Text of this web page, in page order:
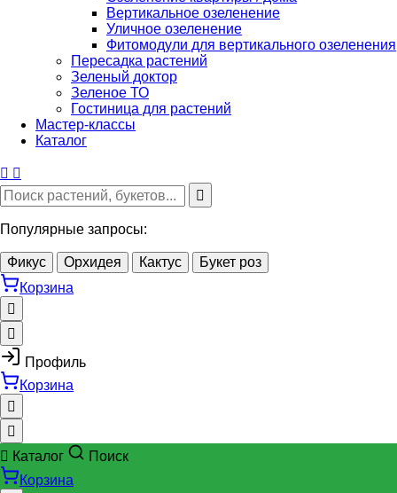
Вертикальное озеленение
Уличное озеленение
Фитомодули для вертикального озеленения
Пересадка растений
Зеленый доктор
Зеленое ТО
Гостиница для растений
Мастер-классы
Каталог
Популярные запросы:
Фикус Орхидея Кактус
Букет роз
Корзина
Профиль
Корзина
Каталог
Поиск
Корзина